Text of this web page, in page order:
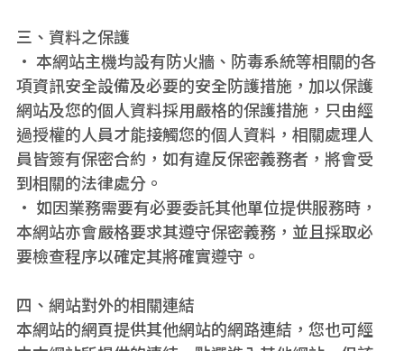
三、資料之保護
• 本網站主機均設有防火牆、防毒系統等相關的各
項資訊安全設備及必要的安全防護措施，加以保護
網站及您的個人資料採用嚴格的保護措施，只由經
過授權的人員才能接觸您的個人資料，相關處理人
員皆簽有保密合約，如有違反保密義務者，將會受
到相關的法律處分。
• 如因業務需要有必要委託其他單位提供服務時，
本網站亦會嚴格要求其遵守保密義務，並且採取必
要檢查程序以確定其將確實遵守。
四、網站對外的相關連結
本網站的網頁提供其他網站的網路連結，您也可經